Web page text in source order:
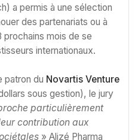
a permis à une sélection
des partenariats ou à
prochains mois de se
internationaux.
patron du Novartis Venture
sous gestion), le jury
particulièrement
contribution aux
» Alizé Pharma